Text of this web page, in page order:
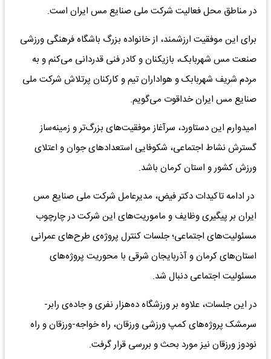
در مناطق محل فعالیت شرکت ملی صنایع مس ایران است.
برای این موفقیت ارزشمند، از خانواده بزرگ باشگاه فرهنگی ورزشی
صنعت مس شهربابک، بازیکنان و کادر فنی قدردانی می‌کنم و به
مردم شریف شهربابک و هواداران تیم و کارکنان پرتلاش شرکت ملی
صنایع مس ایران خداقوت می‌گویم.
امیدوارم این دستاورد، سرآغاز موفقیت‌های بزرگ‌تر و زمینه‌ساز
گسترش نشاط اجتماعی، شکوفایی استعدادهای جوان و اعتلای
ورزش کشور و استان کرمان باشد.
در ادامه تاکیدات دکتر فیض، مدیرعامل شرکت ملی صنایع مس
ایران بر پیگیری وظایف و ماموریت‌های این شرکت در چارچوب
مسئولیت‌های اجتماعی؛ جلسات کنترل پروژه‌ی طرح‌های عمرانی
استان‌های کرمان و آذربایجان شرقی با محوریت پروژه‌های
مسئولیت اجتماعی دنبال شد.
در این جلسات، علاوه بر ورزشگاه ده‌هزار نفری و جاده‌ی رابر-
سرمشک پروژه‌های کمپ ورزشی ورزقان، راه خواجه-ورزقان و راه
نودوز ورزقان نیز مورد بحث و بررسی قرار گرفت.